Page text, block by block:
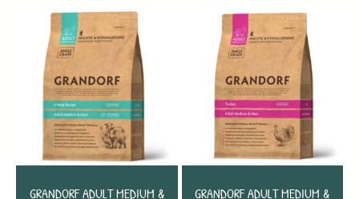
GRANDORF ADULT MEDIUM &
GRANDORF ADULT MEDIUM &